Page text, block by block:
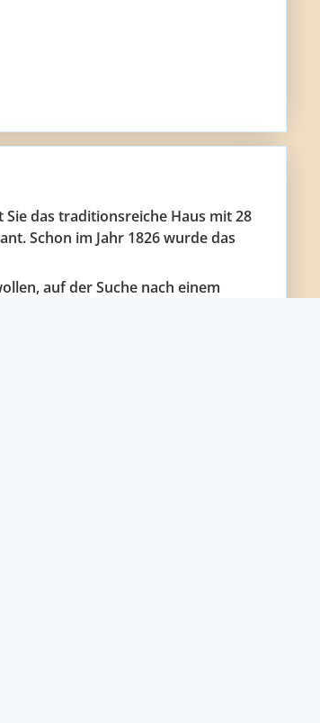
das traditionsreiche Haus mit 28
Schon im Jahr 1826 wurde das
auf der Suche nach einem